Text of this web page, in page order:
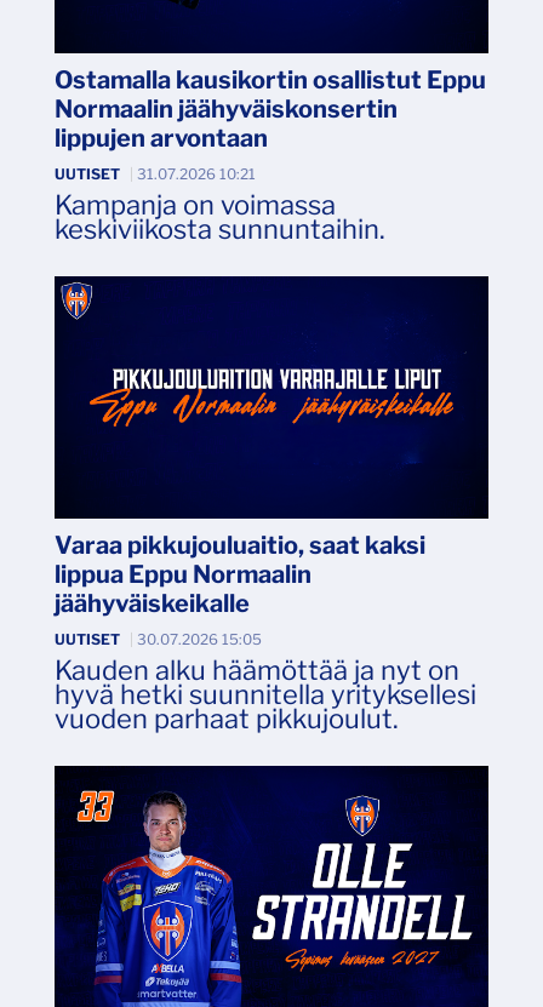
Ostamalla kausikortin osallistut Eppu
Normaalin jäähyväiskonsertin
lippujen arvontaan
UUTISET 31.07.2026 10:21
Kampanja on voimassa
keskiviikosta sunnuntaihin.
Varaa pikkujouluaitio, saat kaksi
lippua Eppu Normaalin
jäähyväiskeikalle
UUTISET 30.07.2026 15:05
Kauden alku häämöttää ja nyt on
hyvä hetki suunnitella yrityksellesi
vuoden parhaat pikkujoulut.